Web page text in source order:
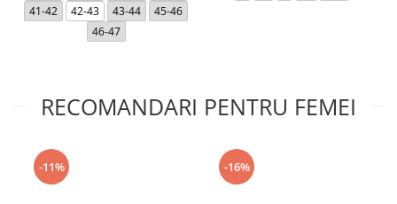
41-42
42-43 43-44
45-46
46-47
RECOMANDARI PENTRU FEMEI
-11% -16%